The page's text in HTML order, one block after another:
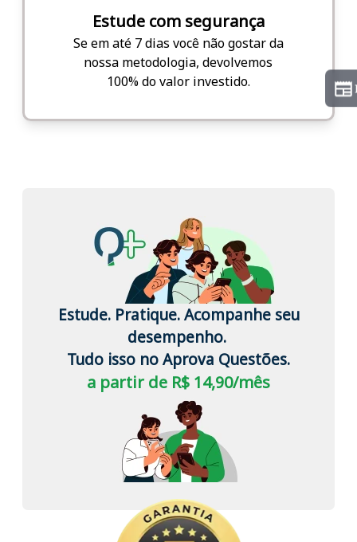
Estude com segurança
Se em até 7 dias você não gostar da
nossa metodologia, devolvemos
100% do valor investido.
Estude. Pratique. Acompanhe seu
desempenho.
Tudo isso no Aprova Questões.
a partir de R$ 14,90/mês